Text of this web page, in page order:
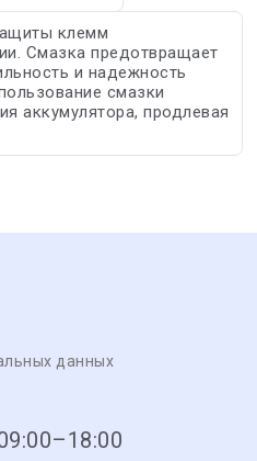
клемм
Смазка предотвращает
и надежность
смазки
аккумулятора, продлевая
данных